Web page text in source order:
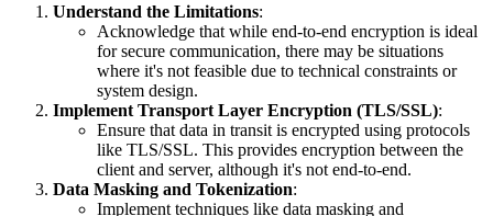
Understand the Limitations:
Acknowledge that while end-to-end encryption is ideal
for secure communication, there may be situations
where it's not feasible due to technical constraints or
system design.
Implement Transport Layer Encryption (TLS/SSL):
Ensure that data in transit is encrypted using protocols
like TLS/SSL. This provides encryption between the
client and server, although it's not end-to-end.
Data Masking and Tokenization:
Implement techniques like data masking and